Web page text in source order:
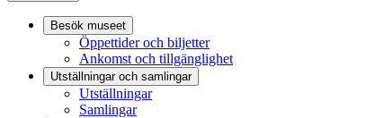
Besök museet
Öppettider och biljetter
Ankomst och tillgänglighet
Utställningar och samlingar
Utställningar
Samlingar